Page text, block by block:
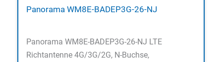
Panorama WM8E-BADEP3G-26-NJ
Panorama WM8E-BADEP3G-26-NJ LTE
Richtantenne 4G/3G/2G, N-Buchse,